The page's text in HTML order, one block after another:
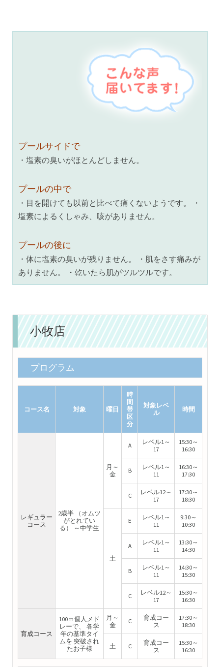
プールサイドで
・塩素の臭いがほとんどしません。
プールの中で
・目を開けても以前と比べて痛くないようです。 ・
塩素によるくしゃみ、咳がありません。
プールの後に
・体に塩素の臭いが残りません。 ・肌をさす痛みが
ありません。 ・乾いたら肌がツルツルです。
小牧店
プログラム
コース名 対象 曜日
時
間
帯
区
分
対象レベ
ル
時間
レギュラー
コース
2歳半 （オムツ
がとれてい
る） ～中学生
月～
金
A
レベル1～
17
15:30～
16:30
B
レベル1～
11
16:30～
17:30
C
レベル12～
17
17:30～
18:30
土
E
レベル1～
11
9:30～
10:30
A
レベル1～
11
13:30～
14:30
B
レベル1～
11
14:30～
15:30
C
レベル12～
17
15:30～
16:30
育成コース
100ｍ個人メド
レーで、 各学
年の基準タイ
ムを 突破され
たお子様
月～
金
C
育成コー
ス
17:30～
18:30
土 C
育成コー
ス
15:30～
16:30